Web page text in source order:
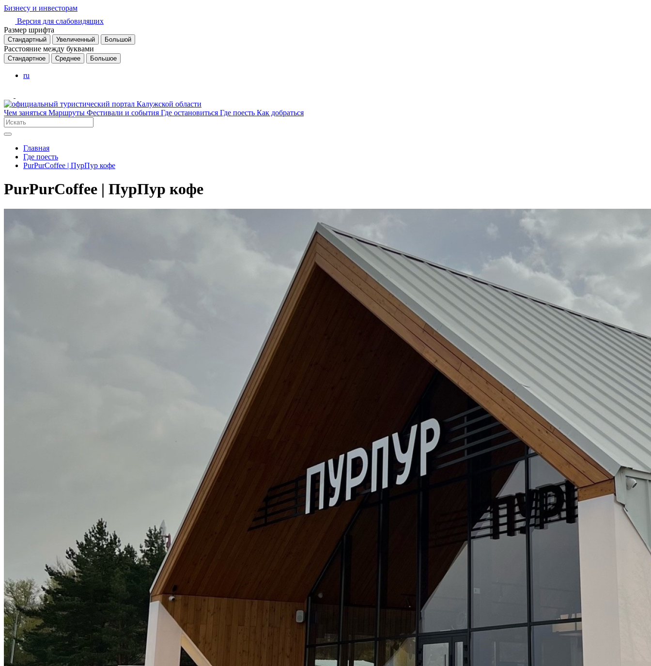
Бизнесу и инвесторам
Версия для слабовидящих
Размер шрифта
Стандартный Увеличенный Большой
Расстояние между буквами
Стандартное Среднее Большое
ru
Чем заняться Маршруты Фестивали и события Где остановиться Где поесть Как добраться
Главная
Где поесть
PurPurCoffee | ПурПур кофе
PurPurCoffee | ПурПур кофе